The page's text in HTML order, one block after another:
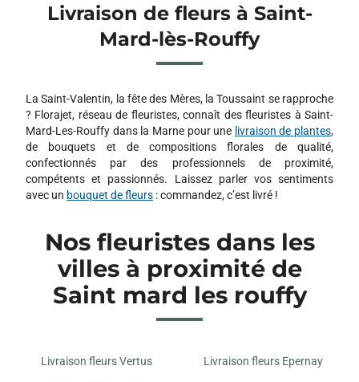
Livraison de fleurs à Saint-
Mard-lès-Rouffy
La Saint-Valentin, la fête des Mères, la Toussaint se rapproche
? Florajet, réseau de fleuristes, connaît des fleuristes à Saint-
Mard-Les-Rouffy dans la Marne pour une livraison de plantes,
de bouquets et de compositions florales de qualité,
confectionnés par des professionnels de proximité,
compétents et passionnés. Laissez parler vos sentiments
avec un bouquet de fleurs : commandez, c’est livré !
Nos fleuristes dans les
villes à proximité de
Saint mard les rouffy
Livraison fleurs Vertus Livraison fleurs Epernay